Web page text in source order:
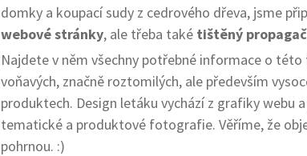
domky a koupací sudy z cedrového dřeva, jsme
webové stránky, ale třeba také tištěný
Najdete v něm všechny potřebné informace o této
voňavých, značně roztomilých, ale především
produktech. Design letáku vychází z grafiky webu
tematické a produktové fotografie. Věříme, že
pohrnou. :)